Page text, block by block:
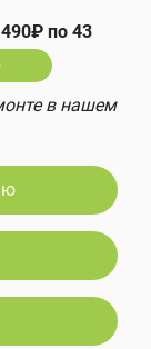
по 43
в нашем